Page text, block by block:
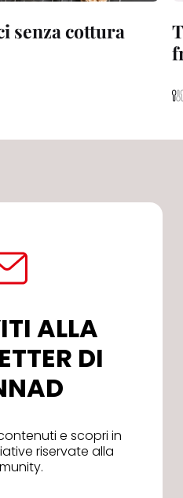
senza cottura
ALLA
DI
e scopri in
riservate alla